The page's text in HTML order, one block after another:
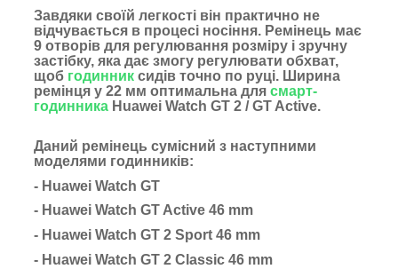
Завдяки своїй легкості він практично не
відчувається в процесі носіння. Ремінець має
9 отворів для регулювання розміру і зручну
застібку, яка дає змогу регулювати обхват,
щоб годинник сидів точно по руці. Ширина
ремінця у 22 мм оптимальна для смарт-
годинника Huawei Watch GT 2 / GT Active.
Даний ремінець сумісний з наступними
моделями годинників:
- Huawei Watch GT
- Huawei Watch GT Active 46 mm
- Huawei Watch GT 2 Sport 46 mm
- Huawei Watch GT 2 Classic 46 mm